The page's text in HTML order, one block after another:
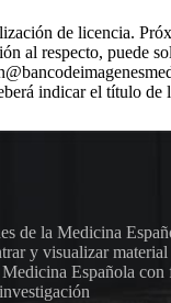
de licencia.
al respecto, puede
indicar el título de
de la Medicina
y visualizar
Española con